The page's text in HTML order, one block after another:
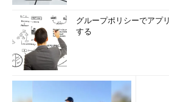
か」の意見交換も行われていることが確
どのような機能が実装されていくのか
ックしてみてください。
Zabbix 4.0 LTSの新機能
グループポリシーでアプ
する